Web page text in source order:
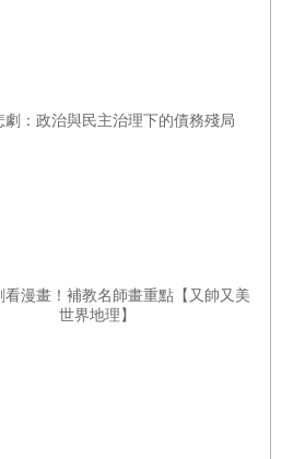
萬富豪，前十名之中有四位是中國
時代，人們也認為就是他們炒作房地
中國崛起的相關書籍越來越多，《當
變全球產業的中國大企業」或「中國
聞標題，似乎在不久的將來，中國和
。
、科技和教育等領域施展影響力。當
減，中國的國營（黨營）媒體卻繼續
全球分社的薪資。另一方面，中國技
劇：政治與民主治理下的債務殘局
看漫畫！補教名師畫重點【又帥又美
世界地理】